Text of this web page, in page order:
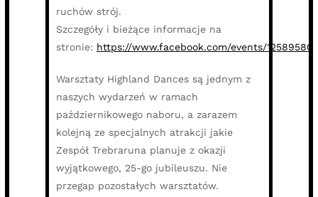
ruchów strój.
Szczegóły i bieżące informacje na
stronie: https://www.facebook.com/events/
Warsztaty Highland Dances są jednym z
naszych wydarzeń w ramach
październikowego naboru, a zarazem
kolejną ze specjalnych atrakcji jakie
Zespół Trebraruna planuje z okazji
wyjątkowego, 25-go jubileuszu. Nie
przegap pozostałych warsztatów.